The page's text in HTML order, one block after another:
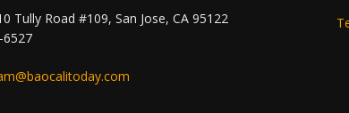
Tully Road #109, San Jose, CA 95122
6527